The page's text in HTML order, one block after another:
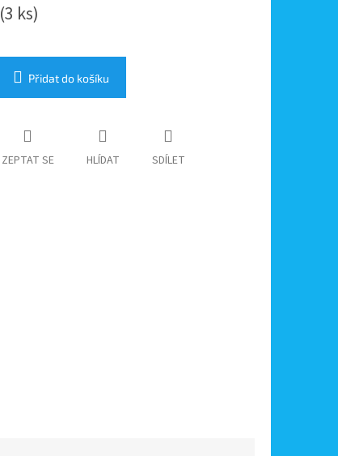
(3 ks)
Přidat do košíku
ZEPTAT SE HLÍDAT SDÍLET